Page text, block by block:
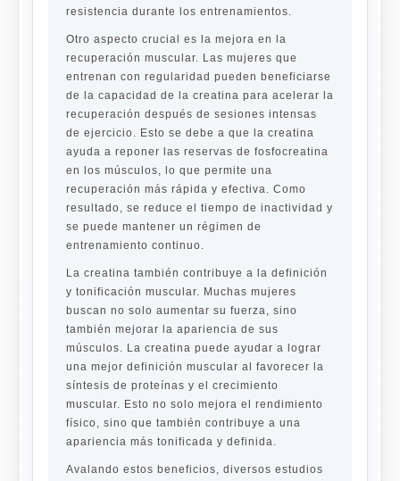
resistencia durante los entrenamientos.
Otro aspecto crucial es la mejora en la
recuperación muscular. Las mujeres que
entrenan con regularidad pueden beneficiarse
de la capacidad de la creatina para acelerar la
recuperación después de sesiones intensas
de ejercicio. Esto se debe a que la creatina
ayuda a reponer las reservas de fosfocreatina
en los músculos, lo que permite una
recuperación más rápida y efectiva. Como
resultado, se reduce el tiempo de inactividad y
se puede mantener un régimen de
entrenamiento continuo.
La creatina también contribuye a la definición
y tonificación muscular. Muchas mujeres
buscan no solo aumentar su fuerza, sino
también mejorar la apariencia de sus
músculos. La creatina puede ayudar a lograr
una mejor definición muscular al favorecer la
síntesis de proteínas y el crecimiento
muscular. Esto no solo mejora el rendimiento
físico, sino que también contribuye a una
apariencia más tonificada y definida.
Avalando estos beneficios, diversos estudios